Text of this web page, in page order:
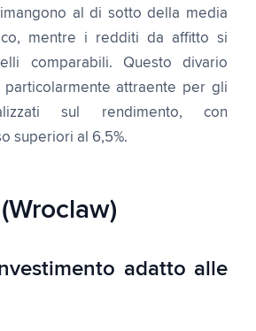
al di sotto della media
mentre i redditi da affitto si
comparabili. Questo divario
attraente per gli
sul rendimento, con
superiori al 6,5%.
adatto alle